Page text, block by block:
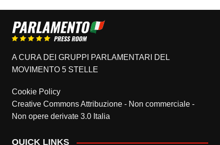
A CURA DEI GRUPPI PARLAMENTARI DEL
MOVIMENTO 5 STELLE
Cookie Policy
Creative Commons Attribuzione - Non commerciale -
Non opere derivate 3.0 Italia
QUICK LINKS